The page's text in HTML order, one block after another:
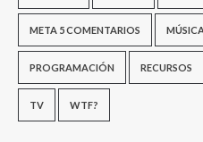
META 5 COMENTARIOS
PROGRAMACIÓN RECURSOS
TV WTF?